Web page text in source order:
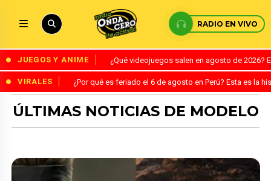
RADIO EN VIVO
JUEGOS Y ANIME ¿Qué videojuegos salen en agosto de
VIRALES ¿Por qué es feriado el 6 de agosto en Perú? Esta es la
ÚLTIMAS NOTICIAS DE MODELO